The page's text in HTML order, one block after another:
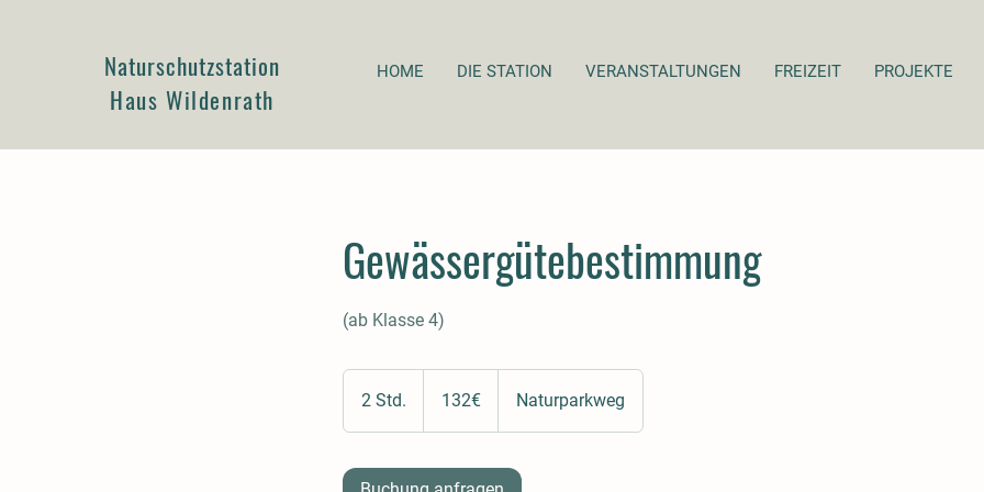
Naturschutzstation
Haus Wildenrath
HOME DIE STATION VERANSTALTUNGEN FREIZEIT PROJEKTE
Gewässergütebestimmung
(ab Klasse 4)
2 Std.
S
132€ Naturparkweg